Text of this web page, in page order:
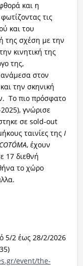
και η
τις
και του
της σχέση με την
κινητική της
της,
στον
την σκηνική
Το πιο πρόσφατο
γνώρισε
σε sold-out
ταινίες της I
, έχουν
17 διεθνή
το χώρο
5/2 έως 28/2/2026
event/the-